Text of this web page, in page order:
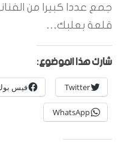
جمع عددا كبيرا من
قلعة بعلبك…
شارك هذا الموضوع:
Twitter فيس
WhatsApp